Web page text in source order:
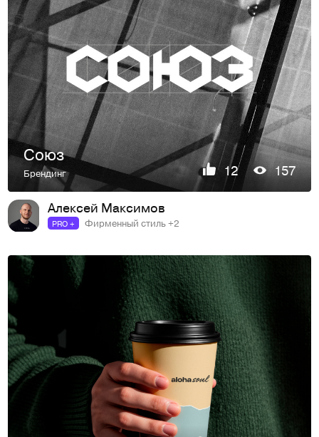
Союз
Брендинг 12 157
Алексей Максимов
PRO + Фирменный стиль +2